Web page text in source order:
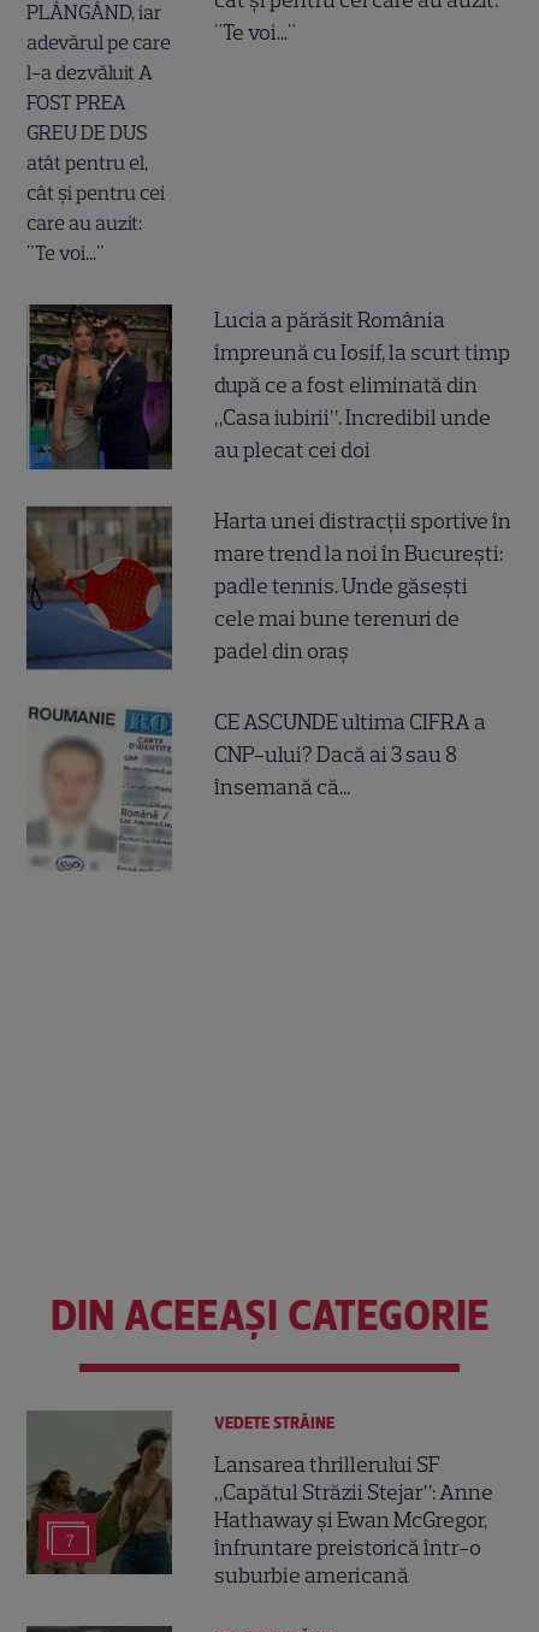
"Te voi..."
Lucia a părăsit România
împreună cu Iosif, la scurt timp
după ce a fost eliminată din
„Casa iubirii”. Incredibil unde
au plecat cei doi
Harta unei distracții sportive în
mare trend la noi în București:
padle tennis. Unde găsești
cele mai bune terenuri de
padel din oraș
CE ASCUNDE ultima CIFRA a
CNP-ului? Dacă ai 3 sau 8
însemană că...
DIN ACEEAȘI CATEGORIE
7
VEDETE STRĂINE
Lansarea thrillerului SF
„Capătul Străzii Stejar”: Anne
Hathaway și Ewan McGregor,
înfruntare preistorică într-o
suburbie americană